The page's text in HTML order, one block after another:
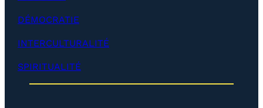
l
o
p
e
r
)
DÉMOCRATIE
INTERCULTURALITÉ
SPIRITUALITÉ